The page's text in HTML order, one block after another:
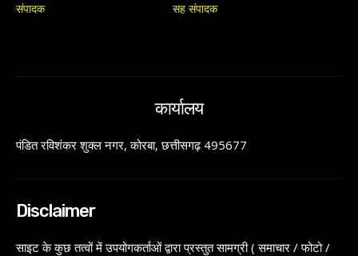
संपादक सह संपादक
कार्यालय
पंडित रविशंकर शुक्ल नगर, कोरबा, छत्तीसगढ़ 495677
Disclaimer
साइट के कुछ तत्वों में उपयोगकर्ताओं द्वारा प्रस्तुत सामग्री ( समाचार / फोटो /